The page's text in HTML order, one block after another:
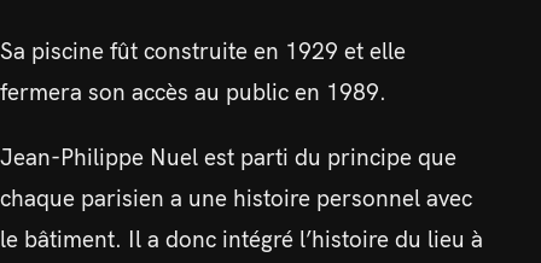
Sa piscine fût construite en 1929 et elle
fermera son accès au public en 1989.
Jean-Philippe Nuel est parti du principe que
chaque parisien a une histoire personnel avec
le bâtiment. Il a donc intégré l’histoire du lieu à